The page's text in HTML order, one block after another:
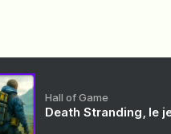
Hall of Game
Death Stranding, le